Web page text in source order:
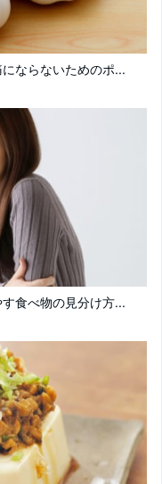
ならないためのポ...
食べ物の見分け方...